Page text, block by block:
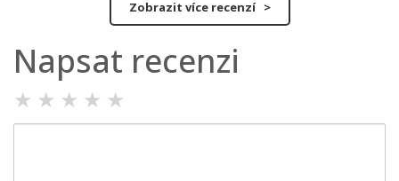
Zobrazit více recenzí >
Napsat recenzi
★ ★ ★ ★ ★